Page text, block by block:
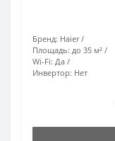
Бренд: Haier
Площадь: до 35 м²
Wi-Fi: Да
Инвертор: Нет